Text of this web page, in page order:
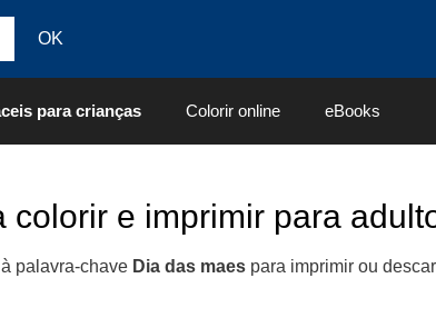
para crianças Colorir online eBooks
colorir e imprimir para
palavra-chave Dia das maespara imprimir ou